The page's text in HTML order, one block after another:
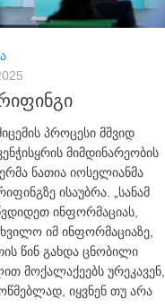
პროცესი მშვიდ
მიმდინარეობის
ნათია იოსელიანმა
ისაუბრა. „სანამ
ინფორმაციას,
იმ ინფორმაციაზე,
წინ გახდა ცნობილი
მოქალაქეებს ურეკავენ,
იყვნენ თუ არა